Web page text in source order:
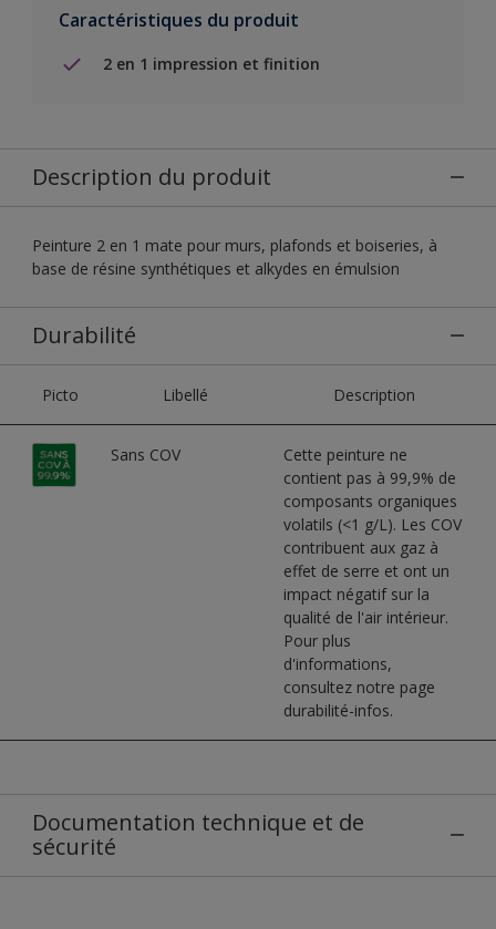
Caractéristiques du produit
2 en 1 impression et finition
Description du produit
Peinture 2 en 1 mate pour murs, plafonds et boiseries, à
base de résine synthétiques et alkydes en émulsion
Durabilité
Picto Libellé Description
Sans COV
Cette peinture ne
contient pas à 99,9% de
composants organiques
volatils (<1 g/L). Les COV
contribuent aux gaz à
effet de serre et ont un
impact négatif sur la
qualité de l'air intérieur.
Pour plus
d'informations,
consultez notre page
durabilité-infos.
Documentation technique et de
sécurité